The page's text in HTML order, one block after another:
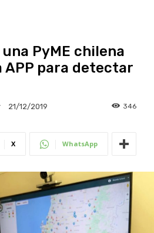
PyME chilena
APP para detectar
21/12/2019 346
X WhatsApp